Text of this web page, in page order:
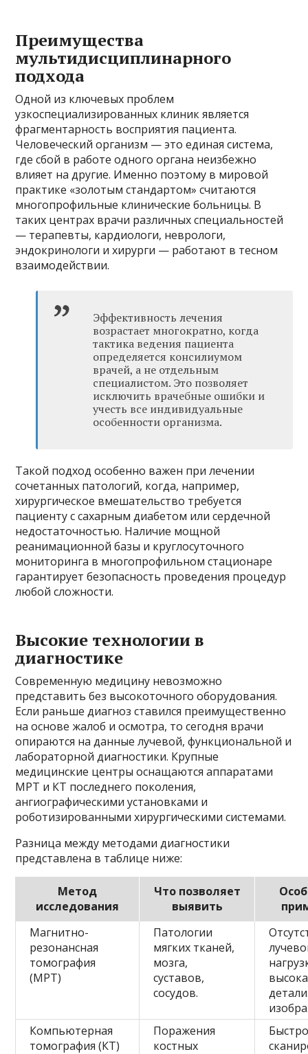
Преимущества
мультидисциплинарного
подхода
Одной из ключевых проблем
узкоспециализированных клиник является
фрагментарность восприятия пациента.
Человеческий организм — это единая система,
где сбой в работе одного органа неизбежно
влияет на другие. Именно поэтому в мировой
практике «золотым стандартом» считаются
многопрофильные клинические больницы. В
таких центрах врачи различных специальностей
— терапевты, кардиологи, неврологи,
эндокринологи и хирурги — работают в тесном
взаимодействии.
Эффективность лечения
возрастает многократно, когда
тактика ведения пациента
определяется консилиумом
врачей, а не отдельным
специалистом. Это позволяет
исключить врачебные ошибки и
учесть все индивидуальные
особенности организма.
Такой подход особенно важен при лечении
сочетанных патологий, когда, например,
хирургическое вмешательство требуется
пациенту с сахарным диабетом или сердечной
недостаточностью. Наличие мощной
реанимационной базы и круглосуточного
мониторинга в многопрофильном стационаре
гарантирует безопасность проведения процедур
любой сложности.
Высокие технологии в
диагностике
Современную медицину невозможно
представить без высокоточного оборудования.
Если раньше диагноз ставился преимущественно
на основе жалоб и осмотра, то сегодня врачи
опираются на данные лучевой, функциональной и
лабораторной диагностики. Крупные
медицинские центры оснащаются аппаратами
МРТ и КТ последнего поколения,
ангиографическими установками и
роботизированными хирургическими системами.
Разница между методами диагностики
представлена в таблице ниже:
Метод
исследования
Что позволяет
выявить
Магнитно-
резонансная
томография
(МРТ)
Патологии
мягких тканей,
мозга,
суставов,
сосудов.
Компьютерная
томография (КТ)
Поражения
костных